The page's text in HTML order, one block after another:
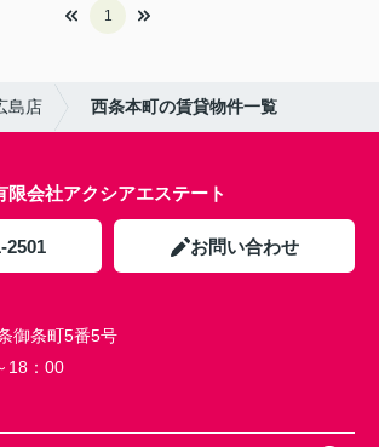
1
島店 西条本町の賃貸物件一覧
限会社アクシアエステート
2501 お問い合わせ
御条町5番5号
18：00